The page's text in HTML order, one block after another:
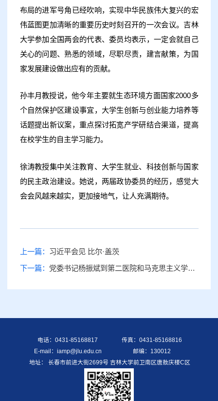
布局的进军号角已经吹响，实现中华民族伟大复兴的宏
伟蓝图更加清晰的重要历史时刻召开的一次会议。吉林
大学参加全国两会的代表、委员均表示，一定会就自己
关心的问题、熟悉的领域，尽职尽责，建言献策，为国
家发展建设做出应有的贡献。
孙丰月教授说，他今年主要就生态环境方面国家2000多
个自然保护区建设事宜，大学生创新与创业能力培养等
话题提出新议案，重点探讨拓宽产学研结合渠道，提高
在校学生的自主学习能力。
徐涛教授集中关注教育、大学生就业、科技创新与国家
的民主政治建设。她说，两届政协委员的经历，感觉大
会会风越来越实，更加接地气，让人充满期待。
上一篇： 习近平会见 比尔·盖茨
下一篇： 党委书记杨振斌到第二医院和马克思主义学院进行工作调研
电话：0431-85168817
传真：0431-85168816
E-mail：iamp@jlu.edu.cn
邮编：130012
地址： 长春市前进大街2699号 吉林大学前卫南区唐敖庆楼C区